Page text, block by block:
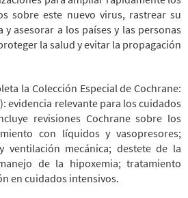
sobre este nuevo virus, rastrear su
asesorar a los países y las personas
la salud y evitar la propagación
la Colección Especial de Cochrane:
evidencia relevante para los cuidados
revisiones Cochrane sobre los
con líquidos y vasopresores;
ventilación mecánica; destete de la
de la hipoxemia; tratamiento
en cuidados intensivos.